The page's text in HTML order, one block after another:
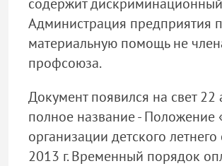
Администрация предприятия
материальную помощь не
профсоюза.
Документ появился на свет 22
полное название - Положение
организации детского
2013 г. Временный порядок